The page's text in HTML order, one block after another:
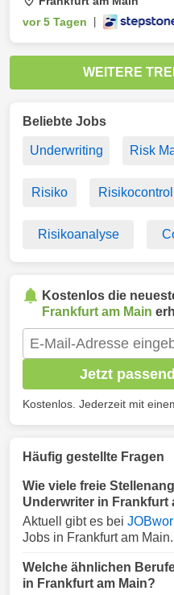
vor 5 Tagen
WEITERE
Beliebte Jobs
Underwriting Risk
Risiko
Risikoanalyse
Kostenlos die
Frankfurt am Main
Jetzt
Kostenlos. Jederzeit mit
Häufig gestellte Fragen
Wie viele freie
Underwriter in Frankfurt
Aktuell gibt es bei
Jobs in Frankfurt am Main.
Welche ähnlichen
in Frankfurt am Main?